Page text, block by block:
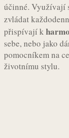
účinné. Využívají
zvládat
přispívají k
sebe, nebo jako
pomocníkem na
životnímu stylu.